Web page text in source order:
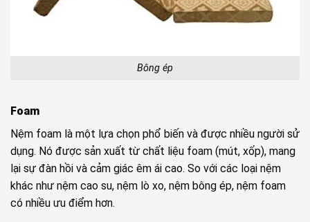
Bông ép
Foam
Nệm foam là một lựa chọn phổ biến và được nhiều người sử
dụng. Nó được sản xuất từ chất liệu foam (mút, xốp), mang
lại sự đàn hồi và cảm giác êm ái cao. So với các loại nệm
khác như nệm cao su, nệm lò xo, nệm bông ép, nệm foam
có nhiều ưu điểm hơn.